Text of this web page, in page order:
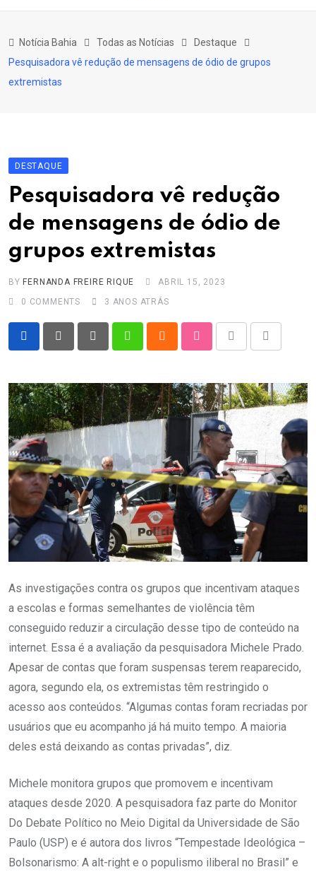
Educação
Política
Notícia Bahia Todas as Notícias
Destaque
Pesquisadora vê redução de mensagens de ódio de grupos
extremistas
DESTAQUE
Pesquisadora vê redução
de mensagens de ódio de
grupos extremistas
BY FERNANDA FREIRE RIQUE
ABRIL 15, 2023
0 COMMENTS 3 ANOS ATRÁS
PinterestWhatsappCloud StumbleUpon
Print
Share
Email
As investigações contra os grupos que incentivam ataques
a escolas e formas semelhantes de violência têm
conseguido reduzir a circulação desse tipo de conteúdo na
internet. Essa é a avaliação da pesquisadora Michele Prado.
Apesar de contas que foram suspensas terem reaparecido,
agora, segundo ela, os extremistas têm restringido o
acesso aos conteúdos. “Algumas contas foram recriadas por
usuários que eu acompanho já há muito tempo. A maioria
deles está deixando as contas privadas”, diz.
Michele monitora grupos que promovem e incentivam
ataques desde 2020. A pesquisadora faz parte do Monitor
Do Debate Político no Meio Digital da Universidade de São
Paulo (USP) e é autora dos livros “Tempestade Ideológica –
Bolsonarismo: A alt-right e o populismo iliberal no Brasil” e